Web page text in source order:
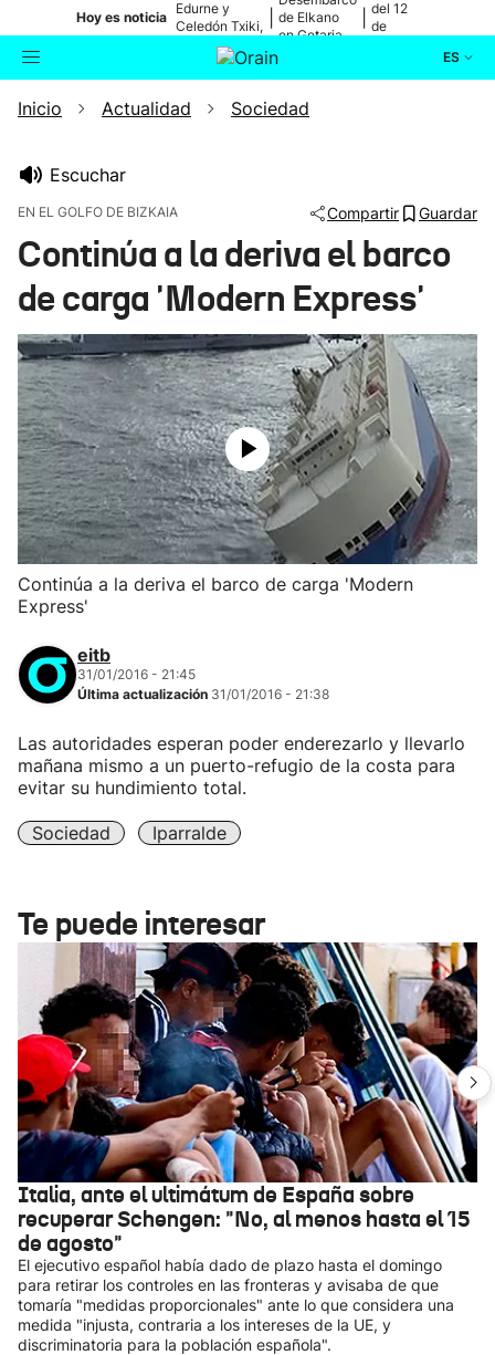
Hoy es noticia
Edurne y
Celedón Txiki,
en directo
de Elkano
en Getaria
del 12
de
ES
Buscador Actualidad
Ikusmiran
Eguraldia
Inicio Actualidad Sociedad
Escuchar
EN EL GOLFO DE BIZKAIA Compartir Guardar
Continúa a la deriva el barco
de carga 'Modern Express'
Continúa a la deriva el barco de carga 'Modern
Express'
eitb
31/01/2016 - 21:45
Última actualización 31/01/2016 - 21:38
Las autoridades esperan poder enderezarlo y llevarlo
mañana mismo a un puerto-refugio de la costa para
evitar su hundimiento total.
Sociedad Iparralde
Te puede interesar
Italia, ante el ultimátum de España sobre
recuperar Schengen: "No, al menos hasta el 15
de agosto"
El ejecutivo español había dado de plazo hasta el domingo
para retirar los controles en las fronteras y avisaba de que
tomaría "medidas proporcionales" ante lo que considera una
medida "injusta, contraria a los intereses de la UE, y
discriminatoria para la población española".